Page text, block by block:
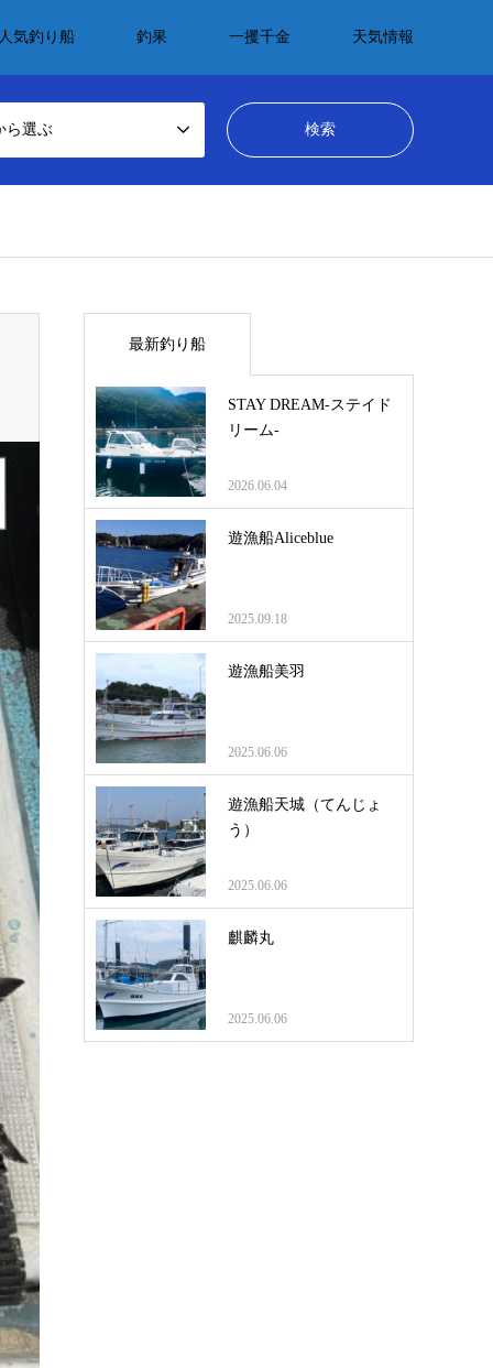
気釣り船 釣果 一攫千金 天気情報
ら選ぶ
最新釣り船
STAY DREAM-ステイド
リーム-
2026.06.04
遊漁船Aliceblue
2025.09.18
遊漁船美羽
2025.06.06
遊漁船天城（てんじょ
う）
2025.06.06
麒麟丸
2025.06.06